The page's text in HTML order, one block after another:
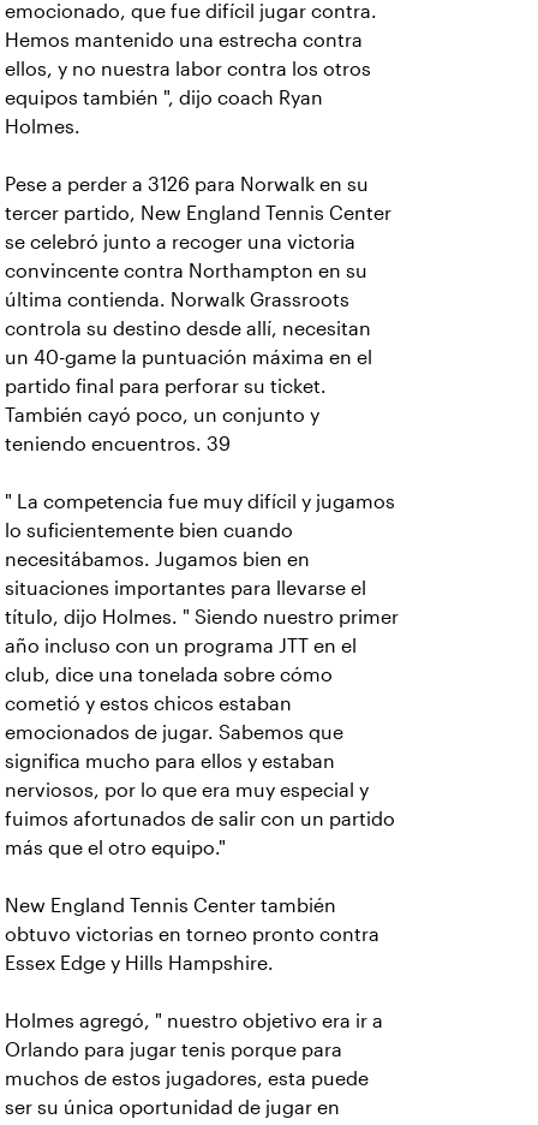
emocionado, que fue difícil jugar contra.
Hemos mantenido una estrecha contra
ellos, y no nuestra labor contra los otros
equipos también ", dijo coach Ryan
Holmes.
Pese a perder a 3126 para Norwalk en su
tercer partido, New England Tennis Center
se celebró junto a recoger una victoria
convincente contra Northampton en su
última contienda. Norwalk Grassroots
controla su destino desde allí, necesitan
un 40-game la puntuación máxima en el
partido final para perforar su ticket.
También cayó poco, un conjunto y
teniendo encuentros. 39
" La competencia fue muy difícil y jugamos
lo suficientemente bien cuando
necesitábamos. Jugamos bien en
situaciones importantes para llevarse el
título, dijo Holmes. " Siendo nuestro primer
año incluso con un programa JTT en el
club, dice una tonelada sobre cómo
cometió y estos chicos estaban
emocionados de jugar. Sabemos que
significa mucho para ellos y estaban
nerviosos, por lo que era muy especial y
fuimos afortunados de salir con un partido
más que el otro equipo."
New England Tennis Center también
obtuvo victorias en torneo pronto contra
Essex Edge y Hills Hampshire.
Holmes agregó, " nuestro objetivo era ir a
Orlando para jugar tenis porque para
muchos de estos jugadores, esta puede
ser su única oportunidad de jugar en